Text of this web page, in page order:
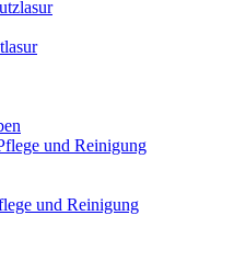
und Reinigung
und Reinigung